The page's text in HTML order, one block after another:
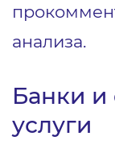
анализа.
Банки
услуги